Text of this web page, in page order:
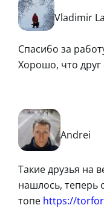
Vladimir
Спасибо за
Хорошо, что друг
Andrei
Такие друзья на
нашлось, теперь
топе https://